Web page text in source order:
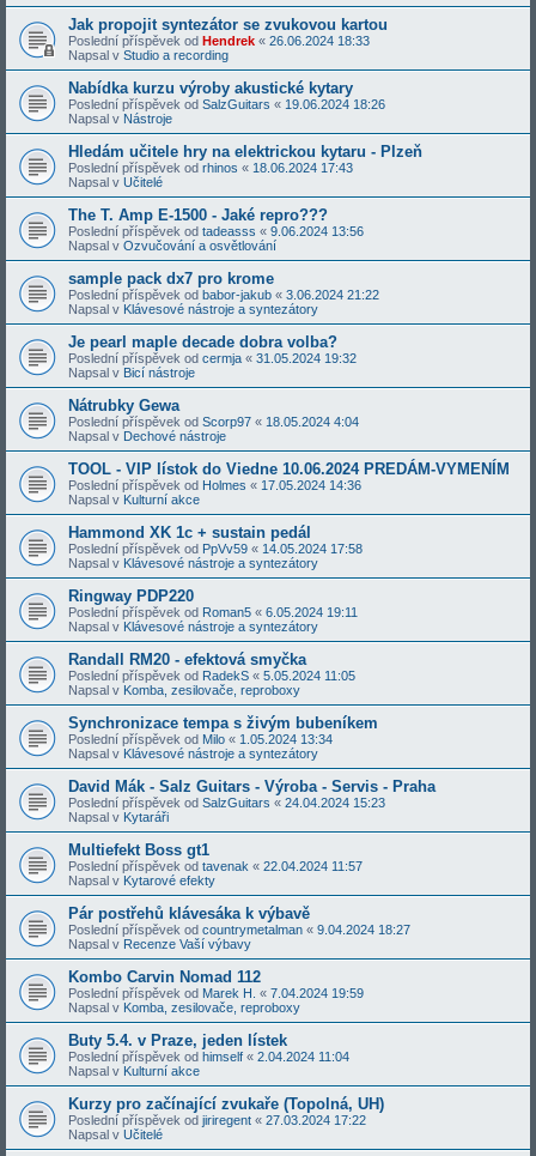
Jak propojit syntezátor se zvukovou kartou
Poslední příspěvek od Hendrek « 26.06.2024 18:33
Napsal v Studio a recording
Nabídka kurzu výroby akustické kytary
Poslední příspěvek od SalzGuitars « 19.06.2024 18:26
Napsal v Nástroje
Hledám učitele hry na elektrickou kytaru - Plzeň
Poslední příspěvek od rhinos « 18.06.2024 17:43
Napsal v Učitelé
The T. Amp E-1500 - Jaké repro???
Poslední příspěvek od tadeasss « 9.06.2024 13:56
Napsal v Ozvučování a osvětlování
sample pack dx7 pro krome
Poslední příspěvek od babor-jakub « 3.06.2024 21:22
Napsal v Klávesové nástroje a syntezátory
Je pearl maple decade dobra volba?
Poslední příspěvek od cermja « 31.05.2024 19:32
Napsal v Bicí nástroje
Nátrubky Gewa
Poslední příspěvek od Scorp97 « 18.05.2024 4:04
Napsal v Dechové nástroje
TOOL - VIP lístok do Viedne 10.06.2024 PREDÁM-VYMENÍM
Poslední příspěvek od Holmes « 17.05.2024 14:36
Napsal v Kulturní akce
Hammond XK 1c + sustain pedál
Poslední příspěvek od PpVv59 « 14.05.2024 17:58
Napsal v Klávesové nástroje a syntezátory
Ringway PDP220
Poslední příspěvek od Roman5 « 6.05.2024 19:11
Napsal v Klávesové nástroje a syntezátory
Randall RM20 - efektová smyčka
Poslední příspěvek od RadekS « 5.05.2024 11:05
Napsal v Komba, zesilovače, reproboxy
Synchronizace tempa s živým bubeníkem
Poslední příspěvek od Milo « 1.05.2024 13:34
Napsal v Klávesové nástroje a syntezátory
David Mák - Salz Guitars - Výroba - Servis - Praha
Poslední příspěvek od SalzGuitars « 24.04.2024 15:23
Napsal v Kytaráři
Multiefekt Boss gt1
Poslední příspěvek od tavenak « 22.04.2024 11:57
Napsal v Kytarové efekty
Pár postřehů klávesáka k výbavě
Poslední příspěvek od countrymetalman « 9.04.2024 18:27
Napsal v Recenze Vaší výbavy
Kombo Carvin Nomad 112
Poslední příspěvek od Marek H. « 7.04.2024 19:59
Napsal v Komba, zesilovače, reproboxy
Buty 5.4. v Praze, jeden lístek
Poslední příspěvek od himself « 2.04.2024 11:04
Napsal v Kulturní akce
Kurzy pro začínající zvukaře (Topolná, UH)
Poslední příspěvek od jiriregent « 27.03.2024 17:22
Napsal v Učitelé